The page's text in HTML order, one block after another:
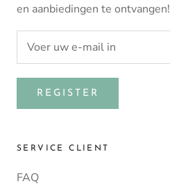
en aanbiedingen te ontvangen!
REGISTER
SERVICE CLIENT
FAQ